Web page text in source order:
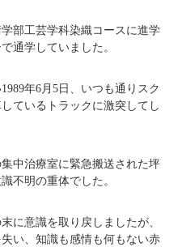
部工芸学科染織コースに進学
通学していました。
年6月5日、いつも通りスク
ているトラックに激突してし
中治療室に緊急搬送された坪
不明の重体でした。
に意識を取り戻しましたが、
い、知識も感情も何もない赤